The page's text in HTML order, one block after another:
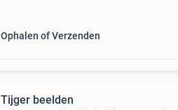
Ophalen of Verzenden
Tijger beelden